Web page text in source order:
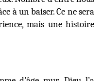
à un baiser. Ce ne sera
mais une histoire